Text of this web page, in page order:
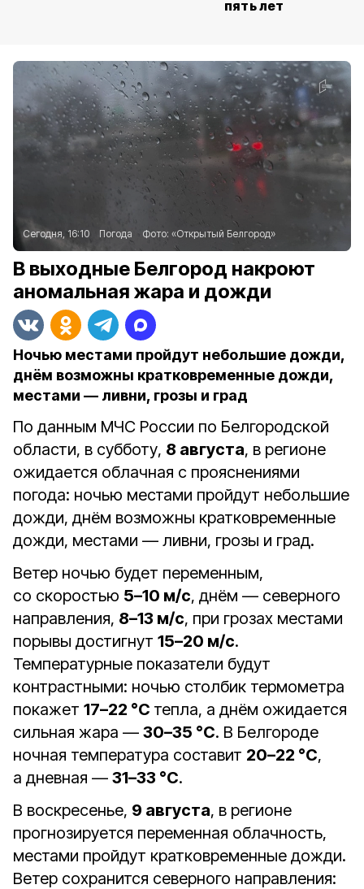
пять лет
Сегодня, 16:10 Погода Фото: «Открытый Белгород»
В выходные Белгород накроют
аномальная жара и дожди
Ночью местами пройдут небольшие дожди,
днём возможны кратковременные дожди,
местами — ливни, грозы и град
По данным МЧС России по Белгородской
области, в субботу, 8 августа, в регионе
ожидается облачная с прояснениями
погода: ночью местами пройдут небольшие
дожди, днём возможны кратковременные
дожди, местами — ливни, грозы и град.
Ветер ночью будет переменным,
со скоростью 5–10 м/с, днём — северного
направления, 8–13 м/с, при грозах местами
порывы достигнут 15–20 м/с.
Температурные показатели будут
контрастными: ночью столбик термометра
покажет 17–22 °C тепла, а днём ожидается
сильная жара — 30–35 °C. В Белгороде
ночная температура составит 20–22 °C,
а дневная — 31–33 °C.
В воскресенье, 9 августа, в регионе
прогнозируется переменная облачность,
местами пройдут кратковременные дожди.
Ветер сохранится северного направления: